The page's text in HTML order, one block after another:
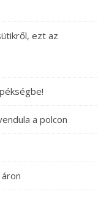
ezt az
a polcon